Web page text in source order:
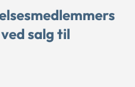
salg til